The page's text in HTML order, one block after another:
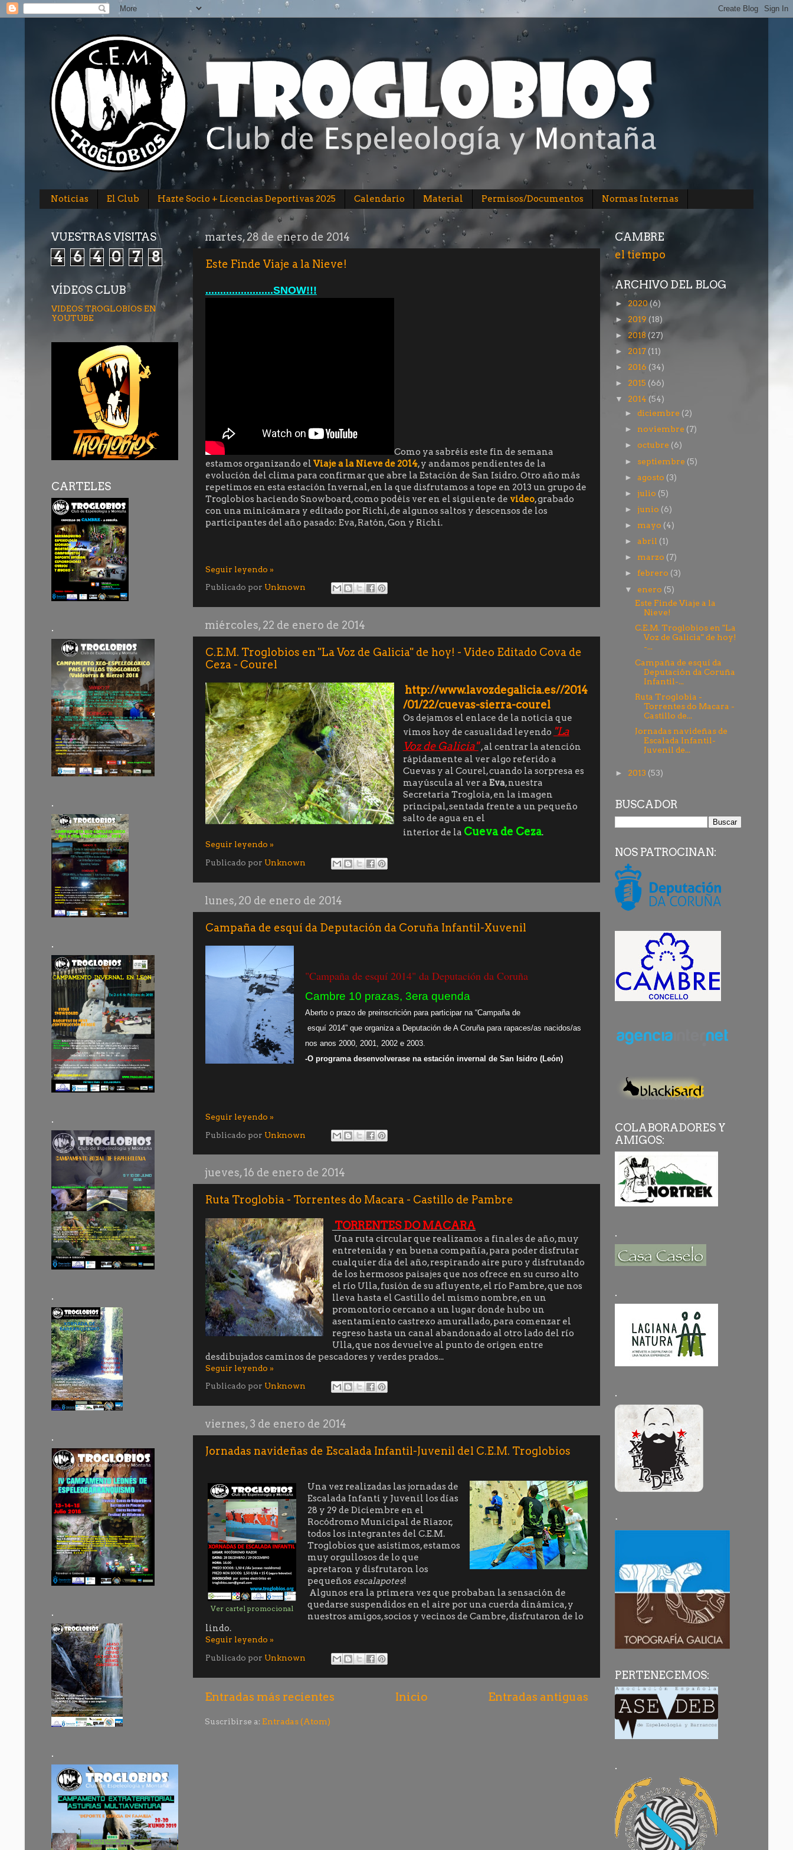
Noticias El Club Hazte Socio + Licencias Deportivas 2025 Calendario Material Permisos/Documentos Normas Internas
martes, 28 de enero de 2014
Este Finde Viaje a la Nieve!
.......................SNOW!!!
Como ya sabréis este fin de semana
estamos organizando el Viaje a la Nieve de 2014, y andamos pendientes de la
evolución del clima para confirmar que abre la Estación de San Isidro. Otro año más
repetimos en esta estación Invernal, en la que disfrutamos a tope en 2013 un grupo de
Troglobios haciendo Snowboard, como podéis ver en el siguiente de video, grabado
con una minicámara y editado por Richi, de algunos saltos y descensos de los
participantes del año pasado: Eva, Ratón, Gon y Richi.
Seguir leyendo »
Publicado por Unknown
miércoles, 22 de enero de 2014
C.E.M. Troglobios en "La Voz de Galicia" de hoy! - Video Editado Cova de
Ceza - Courel
http://www.lavozdegalicia.es//2014
/01/22/cuevas-sierra-courel
Os dejamos el enlace de la noticia que
vimos hoy de casualidad leyendo "La
Voz de Galicia" , al centrar la atención
rápidamente al ver algo referido a
Cuevas y al Courel, cuando la sorpresa es
mayúscula al ver a Eva, nuestra
Secretaria Trogloia, en la imagen
principal, sentada frente a un pequeño
salto de agua en el
interior de la Cueva de Ceza.
Seguir leyendo »
Publicado por Unknown
lunes, 20 de enero de 2014
Campaña de esquí da Deputación da Coruña Infantil-Xuvenil
"Campaña de esquí 2014" da Deputación da Coruña
Cambre 10 prazas, 3era quenda
Aberto o prazo de preinscrición para participar na “Campaña de
esquí 2014” que organiza a Deputación de A Coruña para rapaces/as nacidos/as
nos anos 2000, 2001, 2002 e 2003.
-O programa desenvolverase na estación invernal de San Isidro (León)
Seguir leyendo »
Publicado por Unknown
jueves, 16 de enero de 2014
Ruta Troglobia - Torrentes do Macara - Castillo de Pambre
TORRENTES DO MACARA
Una ruta circular que realizamos a finales de año, muy
entretenida y en buena compañía, para poder disfrutar
cualquier día del año, respirando aire puro y disfrutando
de los hermosos paisajes que nos ofrece en su curso alto
el río Ulla, fusión de su afluyente, el río Pambre, que nos
lleva hasta el Castillo del mismo nombre, en un
promontorio cercano a un lugar donde hubo un
asentamiento castrexo amurallado, para comenzar el
regreso hasta un canal abandonado al otro lado del río
Ulla, que nos devuelve al punto de origen entre
desdibujados caminos de pescadores y verdes prados...
Seguir leyendo »
Publicado por Unknown
viernes, 3 de enero de 2014
Jornadas navideñas de Escalada Infantil-Juvenil del C.E.M. Troglobios
Ver cartel promocional
Una vez realizadas las jornadas de
Escalada Infanti y Juvenil los días
28 y 29 de Diciembre en el
Rocódromo Municipal de Riazor,
todos los integrantes del C.E.M.
Troglobios que asistimos, estamos
muy orgullosos de lo que
apretaron y disfrutaron los
pequeños escalapotes!
Algunos era la primera vez que probaban la sensación de
quedarse suspendidos en el aire por una cuerda dinámica, y
nuestros amigos, socios y vecinos de Cambre, disfrutaron de lo
lindo.
Seguir leyendo »
Publicado por Unknown
Entradas más recientes Entradas antiguas
Inicio
Suscribirse a: Entradas (Atom)
VUESTRAS VISITAS
4 6 4 0 7 8
VÍDEOS CLUB
VIDEOS TROGLOBIOS EN
YOUTUBE
CARTELES
.
.
.
.
.
.
.
.
CAMBRE
el tiempo
ARCHIVO DEL BLOG
► 2020(6)
► 2019 (18)
► 2018 (27)
► 2017 (11)
► 2016 (34)
► 2015 (66)
▼ 2014 (54)
►diciembre (2)
► noviembre (7)
►octubre (6)
► septiembre (5)
► agosto (3)
►julio (5)
►junio (6)
► mayo (4)
► abril (1)
► marzo (7)
► febrero (3)
▼ enero (5)
Este Finde Viaje a la
Nieve!
C.E.M. Troglobios en "La
Voz de Galicia" de hoy!
-...
Campaña de esquí da
Deputación da Coruña
Infantil-...
Ruta Troglobia -
Torrentes do Macara -
Castillo de...
Jornadas navideñas de
Escalada Infantil-
Juvenil de...
► 2013 (53)
BUSCADOR
NOS PATROCINAN:
COLABORADORES Y
AMIGOS:
.
.
.
·
PERTENECEMOS:
.